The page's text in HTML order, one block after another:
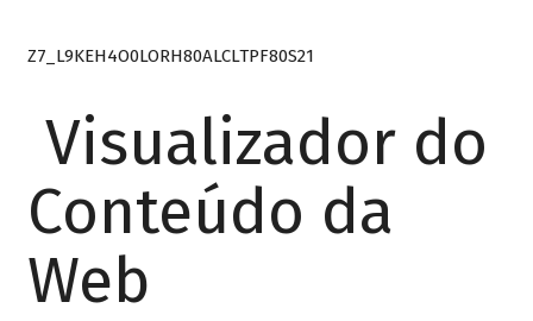
Z7_L9KEH4O0LORH80ALCLTPF80S21
Visualizador do
Conteúdo da
Web